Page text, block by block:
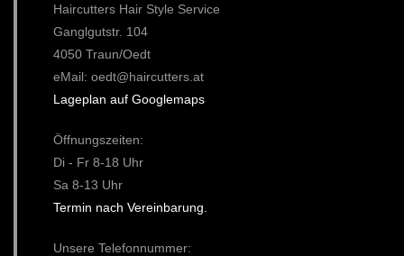
Haircutters Hair Style Service
Ganglgutstr. 104
4050 Traun/Oedt
eMail: oedt@haircutters.at
Lageplan auf Googlemaps
Öffnungszeiten:
Di - Fr 8-18 Uhr
Sa 8-13 Uhr
Termin nach Vereinbarung.
Unsere Telefonnummer: